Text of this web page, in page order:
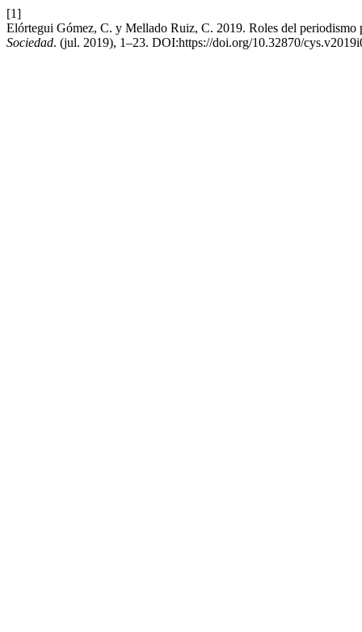
[1]
Elórtegui Gómez, C. y Mellado Ruiz, C. 2019. Roles del
Sociedad. (jul. 2019), 1–23. DOI:https://doi.org/10.32870/